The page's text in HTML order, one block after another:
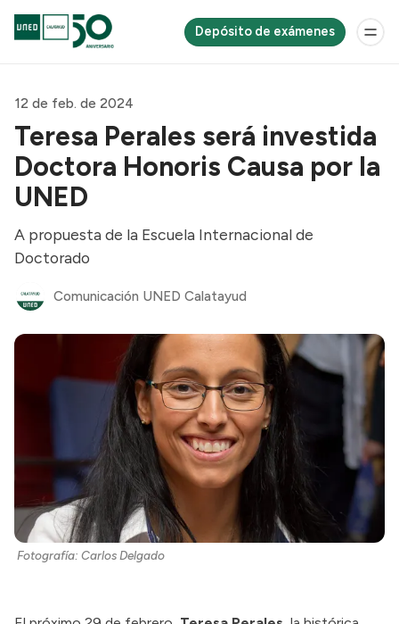
Depósito de exámenes
12 de feb. de 2024
Teresa Perales será investida
Doctora Honoris Causa por la
UNED
A propuesta de la Escuela Internacional de
Doctorado
Comunicación UNED Calatayud
Fotografía: Carlos Delgado